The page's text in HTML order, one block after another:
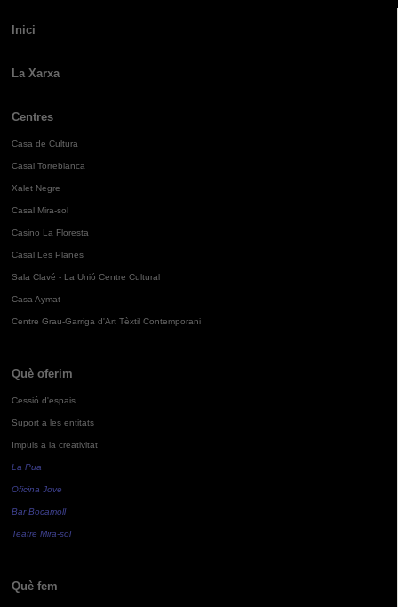
Inici
La Xarxa
Centres
Casa de Cultura
Casal Torreblanca
Xalet Negre
Casal Mira-sol
Casino La Floresta
Casal Les Planes
Sala Clavé - La Unió Centre Cultural
Casa Aymat
Centre Grau-Garriga d'Art Tèxtil Contemporani
Què oferim
Cessió d'espais
Suport a les entitats
Impuls a la creativitat
La Pua
Oficina Jove
Bar Bocamoll
Teatre Mira-sol
Què fem